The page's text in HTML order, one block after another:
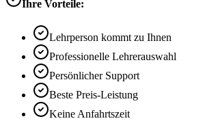
Ihre Vorteile:
Lehrperson kommt zu Ihnen
Professionelle Lehrerauswahl
Persönlicher Support
Beste Preis-Leistung
Keine Anfahrtszeit